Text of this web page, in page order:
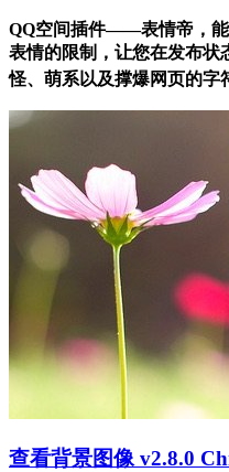
QQ空间插件——表情帝，能
表情的限制，让您在发布状
怪、萌系以及撑爆网页的字
查看背景图像 v2.8.0